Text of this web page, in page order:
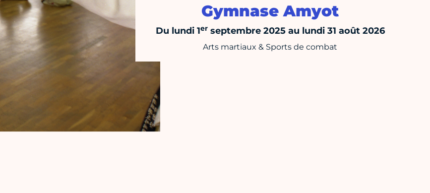
Gymnase Amyot
Du lundi 1erseptembre 2025 au lundi 31 août 2026
Arts martiaux & Sports de combat